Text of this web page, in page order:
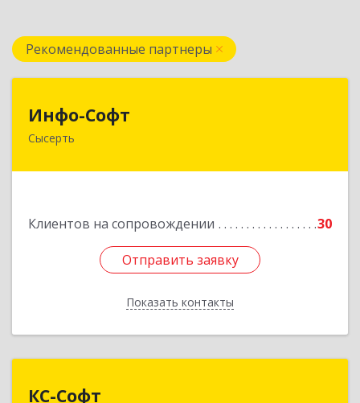
Рекомендованные партнеры
Инфо-Софт
Сысерть
Клиентов на сопровождении 30
Отправить заявку
Показать контакты
624021, Свердловская обл, Сысерть г, Коммуны
Отправить заявку
Назад
КС-Софт